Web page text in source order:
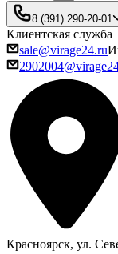
8 (391) 290-20-01
Клиентская служба
sale@virage24.ru
Красноярск, ул.